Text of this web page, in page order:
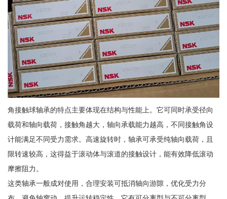
角接触球轴承的特点主要体现在结构与性能上。它可同时承受径向
载荷和轴向载荷，接触角越大，轴向承载能力越高，不同接触角设
计能满足不同受力需求。高速旋转时，轴承可承受纯轴向载荷，且
限转速较高，这得益于滚动体与滚道的接触设计，能有效降低滚动
摩擦阻力。
这类轴承一般成对使用，合理安装可抵消轴向游隙，优化受力分